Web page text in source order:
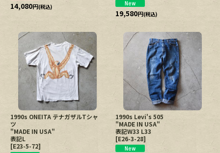
14,080円(税込)
19,580円(税込)
1990s ONEITA テナガザルTシャ
ツ
"MADE IN USA"
表記L
[E23-5-72]
1990s Levi's 505
"MADE IN USA"
表記W33 L33
[E26-3-28]